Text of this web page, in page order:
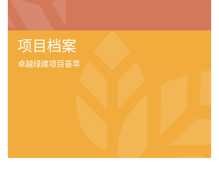
项目档案
卓越绿建项目荟萃